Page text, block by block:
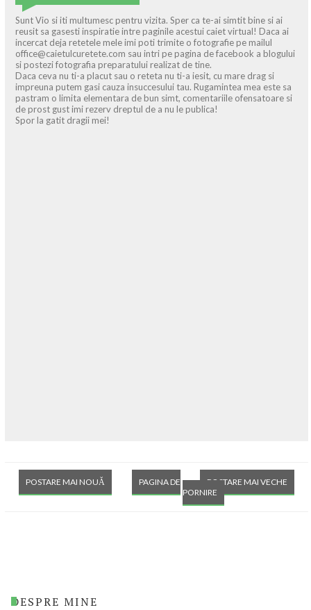
Sunt Vio si iti multumesc pentru vizita. Sper ca te-ai simtit bine si ai
reusit sa gasesti inspiratie intre paginile acestui caiet virtual! Daca ai
incercat deja retetele mele imi poti trimite o fotografie pe mailul
office@caietulcuretete.com sau intri pe pagina de facebook a blogului
si postezi fotografia preparatului realizat de tine.
Daca ceva nu ti-a placut sau o reteta nu ti-a iesit, cu mare drag si
impreuna putem gasi cauza insuccesului tau. Rugamintea mea este sa
pastram o limita elementara de bun simt, comentariile ofensatoare si
de prost gust imi rezerv dreptul de a nu le publica!
Spor la gatit dragii mei!
POSTARE MAI NOUĂ POSTARE MAI VECHE
PAGINA DE
PORNIRE
DESPRE MINE